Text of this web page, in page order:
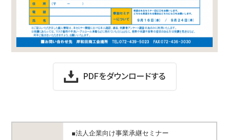
PDFをダウンロードする
■法人企業向け事業承継セミナー